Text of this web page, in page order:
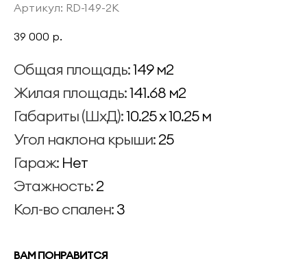
Артикул: RD-149-2K
39 000 р.
Общая площадь:149 м2
Жилая площадь:141.68 м2
Габариты (ШхД):10.25 x 10.25 м
Угол наклона крыши:25
Гараж: Нет
Этажность:2
Кол-во спален:3
ВАМ ПОНРАВИТСЯ